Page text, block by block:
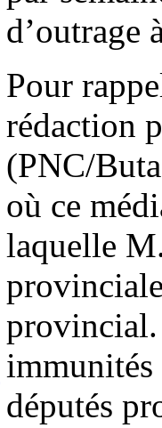
d’outrage
Pour
rédaction
(PNC/
où ce
laquelle
provincial.
immunités
députés